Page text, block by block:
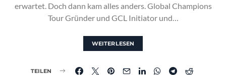
erwartet. Doch dann kam alles anders. Global Champions
Tour Gründer und GCL Initiator und…
WEITERLESEN
TEILEN